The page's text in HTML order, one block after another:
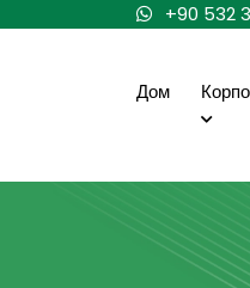
+90 532
Дом